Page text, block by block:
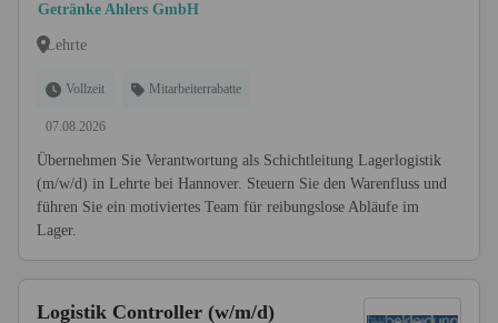
Getränke Ahlers GmbH
Lehrte
Vollzeit Mitarbeiterrabatte
07.08.2026
Übernehmen Sie Verantwortung als Schichtleitung Lagerlogistik
(m/w/d) in Lehrte bei Hannover. Steuern Sie den Warenfluss und
führen Sie ein motiviertes Team für reibungslose Abläufe im
Lager.
Logistik Controller (w/m/d)